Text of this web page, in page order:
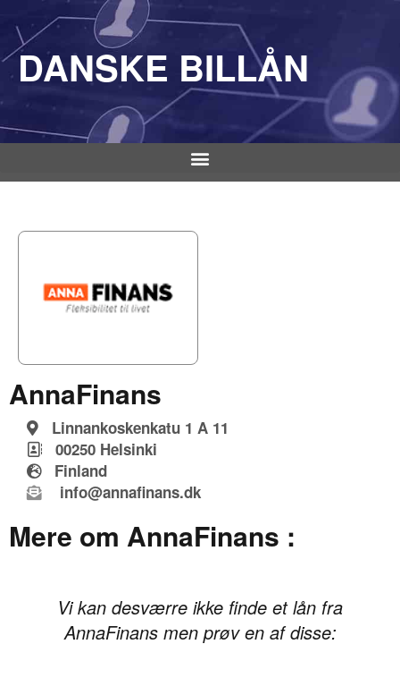
DANSKE BILLÅN
AnnaFinans
Linnankoskenkatu 1 A 11
00250 Helsinki
Finland
info@annafinans.dk
Mere om AnnaFinans :
Vi kan desværre ikke finde et lån fra
AnnaFinans men prøv en af disse: